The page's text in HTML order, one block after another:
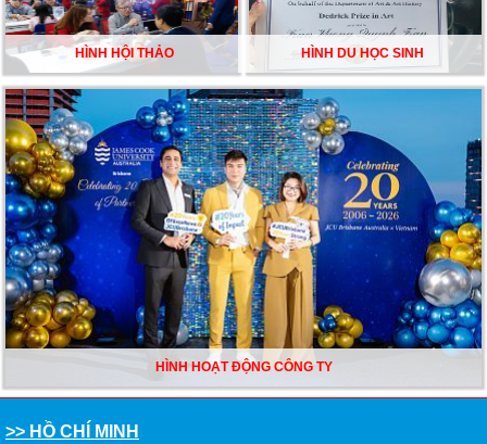
HÌNH HỘI THẢO HÌNH DU HỌC SINH
HÌNH HOẠT ĐỘNG CÔNG TY
>> HỒ CHÍ MINH